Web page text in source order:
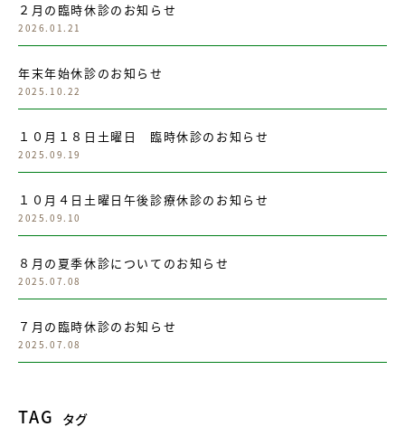
２月の臨時休診のお知らせ
2026.01.21
年末年始休診のお知らせ
2025.10.22
１０月１８日土曜日 臨時休診のお知らせ
2025.09.19
１０月４日土曜日午後診療休診のお知らせ
2025.09.10
８月の夏季休診についてのお知らせ
2025.07.08
７月の臨時休診のお知らせ
2025.07.08
TAG タグ